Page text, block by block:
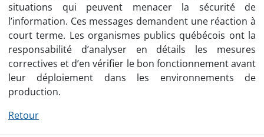
situations qui peuvent menacer la sécurité de
l’information. Ces messages demandent une réaction à
court terme. Les organismes publics québécois ont la
responsabilité d’analyser en détails les mesures
correctives et d’en vérifier le bon fonctionnement avant
leur déploiement dans les environnements de
production.
Retour